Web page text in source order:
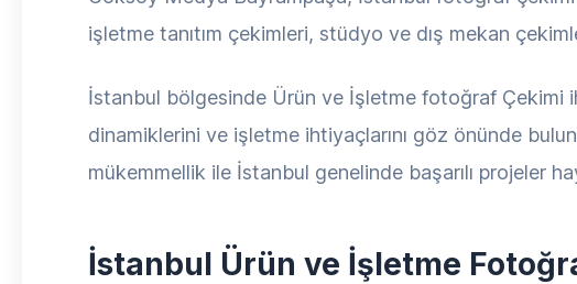
işletme tanıtım çekimleri, stüdyo ve dış mekan
İstanbul bölgesinde Ürün ve İşletme fotoğraf Çekimi
dinamiklerini ve işletme ihtiyaçlarını göz önünde
mükemmellik ile İstanbul genelinde başarılı projeler
İstanbul Ürün ve İşletme